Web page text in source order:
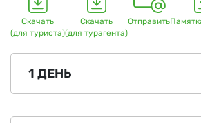
Скачать
(для туриста)
Скачать
(для турагента)
Отправить
1 ДЕНЬ